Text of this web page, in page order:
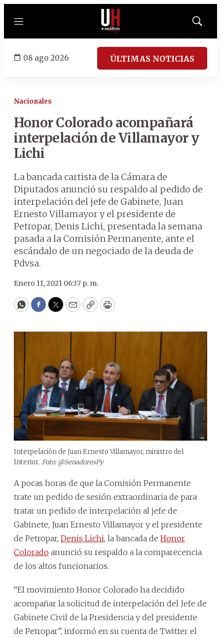
Menú
Mostrar
08 ago 2026 ÚLTIMAS NOTICIAS
Nacionales
Honor Colorado acompañará
interpelación de Villamayor y
Lichi
La bancada cartista de la Cámara de
Diputados anunció su respaldo al pedido de
interpelación del jefe de Gabinete, Juan
Ernesto Villamayor y el presidente de
Petropar, Denis Lichi, presentada la semana
pasada a la Comisión Permanente, ante el
escándalo de un negociado de la deuda de
Pdvsa.
Enero 11, 2021 06:37 p. m.
WhatsApp
Facebook
Twitter
EmailCopyPrint
Interpelación de Juan Ernesto Villamayor, ministro del
Interior. Foto: @SenadoresPy
A pocas horas de que la Comisión Permanente
trate un pedido de sesión extraordinaria de para
tratar un pedido de interpelación al jefe de
Gabinete, Juan Ernesto Villamayor y el presidente
de Petropar, Denis Lichi, la bancada de Honor
Colorado anunció su respaldo a la comparecencia
de los altos funcionarios.
“El movimiento Honor Colorado ha decidido
acompañar la solicitud de interpelación del Jefe de
Gabinete Civil de la Presidencia y del presidente
de Petropar”, informó en su cuenta de Twitter el